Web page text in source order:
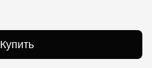
Купить